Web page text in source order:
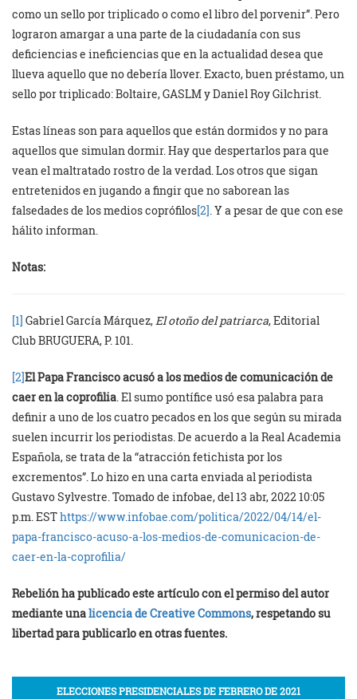
como un sello por triplicado o como el libro del porvenir”. Pero
lograron amargar a una parte de la ciudadanía con sus
deficiencias e ineficiencias que en la actualidad desea que
llueva aquello que no debería llover. Exacto, buen préstamo, un
sello por triplicado: Boltaire, GASLM y Daniel Roy Gilchrist.
Estas líneas son para aquellos que están dormidos y no para
aquellos que simulan dormir. Hay que despertarlos para que
vean el maltratado rostro de la verdad. Los otros que sigan
entretenidos en jugando a fingir que no saborean las
falsedades de los medios coprófilos[2]. Y a pesar de que con ese
hálito informan.
Notas:
[1] Gabriel García Márquez,El otoño del patriarca, Editorial
Club BRUGUERA, P. 101.
[2]El Papa Francisco acusó a los medios de comunicación de
caer en la coprofilia. El sumo pontífice usó esa palabra para
definir a uno de los cuatro pecados en los que según su mirada
suelen incurrir los periodistas. De acuerdo a la Real Academia
Española, se trata de la “atracción fetichista por los
excrementos”. Lo hizo en una carta enviada al periodista
Gustavo Sylvestre. Tomado de infobae, del 13 abr, 2022 10:05
p.m. ESThttps://www.infobae.com/politica/2022/04/14/el-
papa-francisco-acuso-a-los-medios-de-comunicacion-de-
caer-en-la-coprofilia/
Rebelión ha publicado este artículo con el permiso del autor
mediante unalicencia de Creative Commons, respetando su
libertad para publicarlo en otras fuentes.
ELECCIONES PRESIDENCIALES DE FEBRERO DE 2021